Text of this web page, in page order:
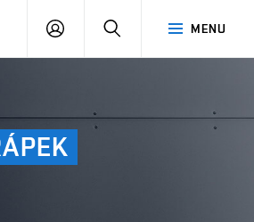
MENU
PŘIHLÁSIT